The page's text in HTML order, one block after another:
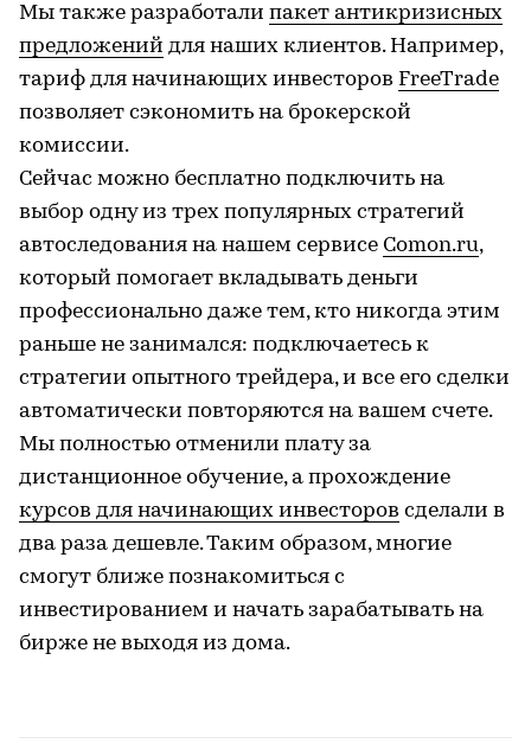
Мы также разработали пакет антикризисных
предложений для наших клиентов. Например,
тариф для начинающих инвесторов FreeTrade
позволяет сэкономить на брокерской
комиссии.
Сейчас можно бесплатно подключить на
выбор одну из трех популярных стратегий
автоследования на нашем сервисе Comon.ru,
который помогает вкладывать деньги
профессионально даже тем, кто никогда этим
раньше не занимался: подключаетесь к
стратегии опытного трейдера, и все его сделки
автоматически повторяются на вашем счете.
Мы полностью отменили плату за
дистанционное обучение, а прохождение
курсов для начинающих инвесторов сделали в
два раза дешевле. Таким образом, многие
смогут ближе познакомиться с
инвестированием и начать зарабатывать на
бирже не выходя из дома.